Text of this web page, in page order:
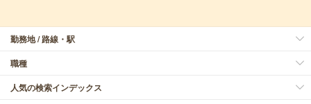
勤務地 / 路線・駅
職種
人気の検索インデックス